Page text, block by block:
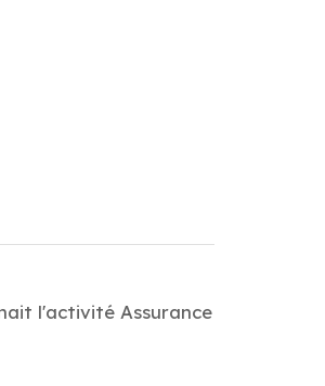
l'activité Assurance